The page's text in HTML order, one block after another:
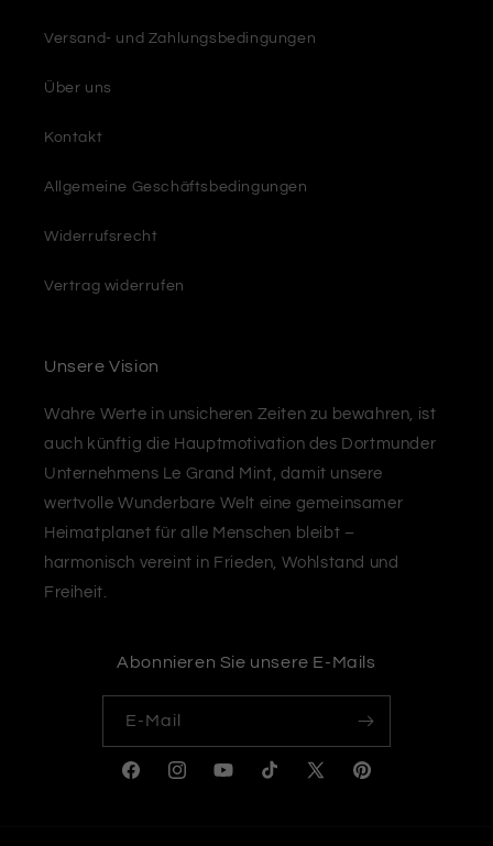
Versand- und Zahlungsbedingungen
Über uns
Kontakt
Allgemeine Geschäftsbedingungen
Widerrufsrecht
Vertrag widerrufen
Unsere Vision
Wahre Werte in unsicheren Zeiten zu bewahren, ist
auch künftig die Hauptmotivation des Dortmunder
Unternehmens Le Grand Mint, damit unsere
wertvolle Wunderbare Welt eine gemeinsamer
Heimatplanet für alle Menschen bleibt –
harmonisch vereint in Frieden, Wohlstand und
Freiheit.
Abonnieren Sie unsere E-Mails
E-Mail
FacebookInstagramYouTubeTikTok
X
Pinterest